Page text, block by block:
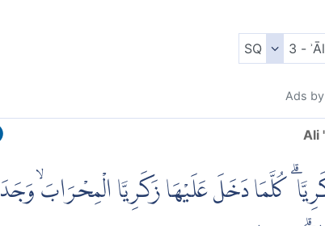
Ads
Ali
كُلَّمَا دَخَلَ عَلَيْهَا زَكَرِيَّا الْمِحْرَابَۙ وَجَدَ